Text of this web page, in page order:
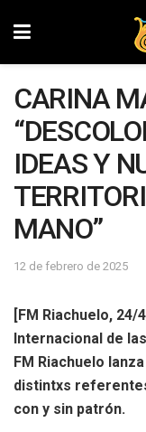
CARINA
IDEAS Y
MANO”
12 de febrero de 2025
[FM Riachuelo, 24/
Internacional de
FM Riachuelo
distintxs
con y sin patrón.